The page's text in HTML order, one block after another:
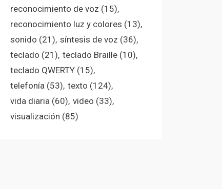
reconocimiento de voz (15)
reconocimiento luz y colores (13)
sonido (21) síntesis de voz (36)
teclado (21) teclado Braille(10)
teclado QWERTY(15)
telefonía(53) texto (124)
vida diaria(60) video (33)
visualización (85)